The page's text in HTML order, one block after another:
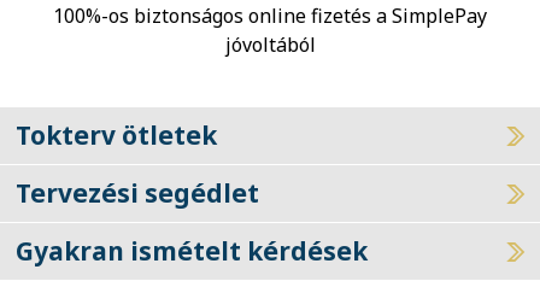
100%-os biztonságos online fizetés a SimplePay
jóvoltából
Tokterv ötletek
Tervezési segédlet
Gyakran ismételt kérdések